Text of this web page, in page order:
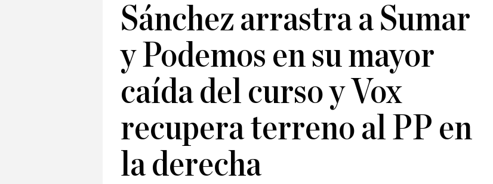
Sánchez arrastra a Sumar
y Podemos en su mayor
caída del curso y Vox
recupera terreno al PP en
la derecha